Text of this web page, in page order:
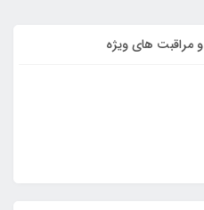
مراقبت های ویژه